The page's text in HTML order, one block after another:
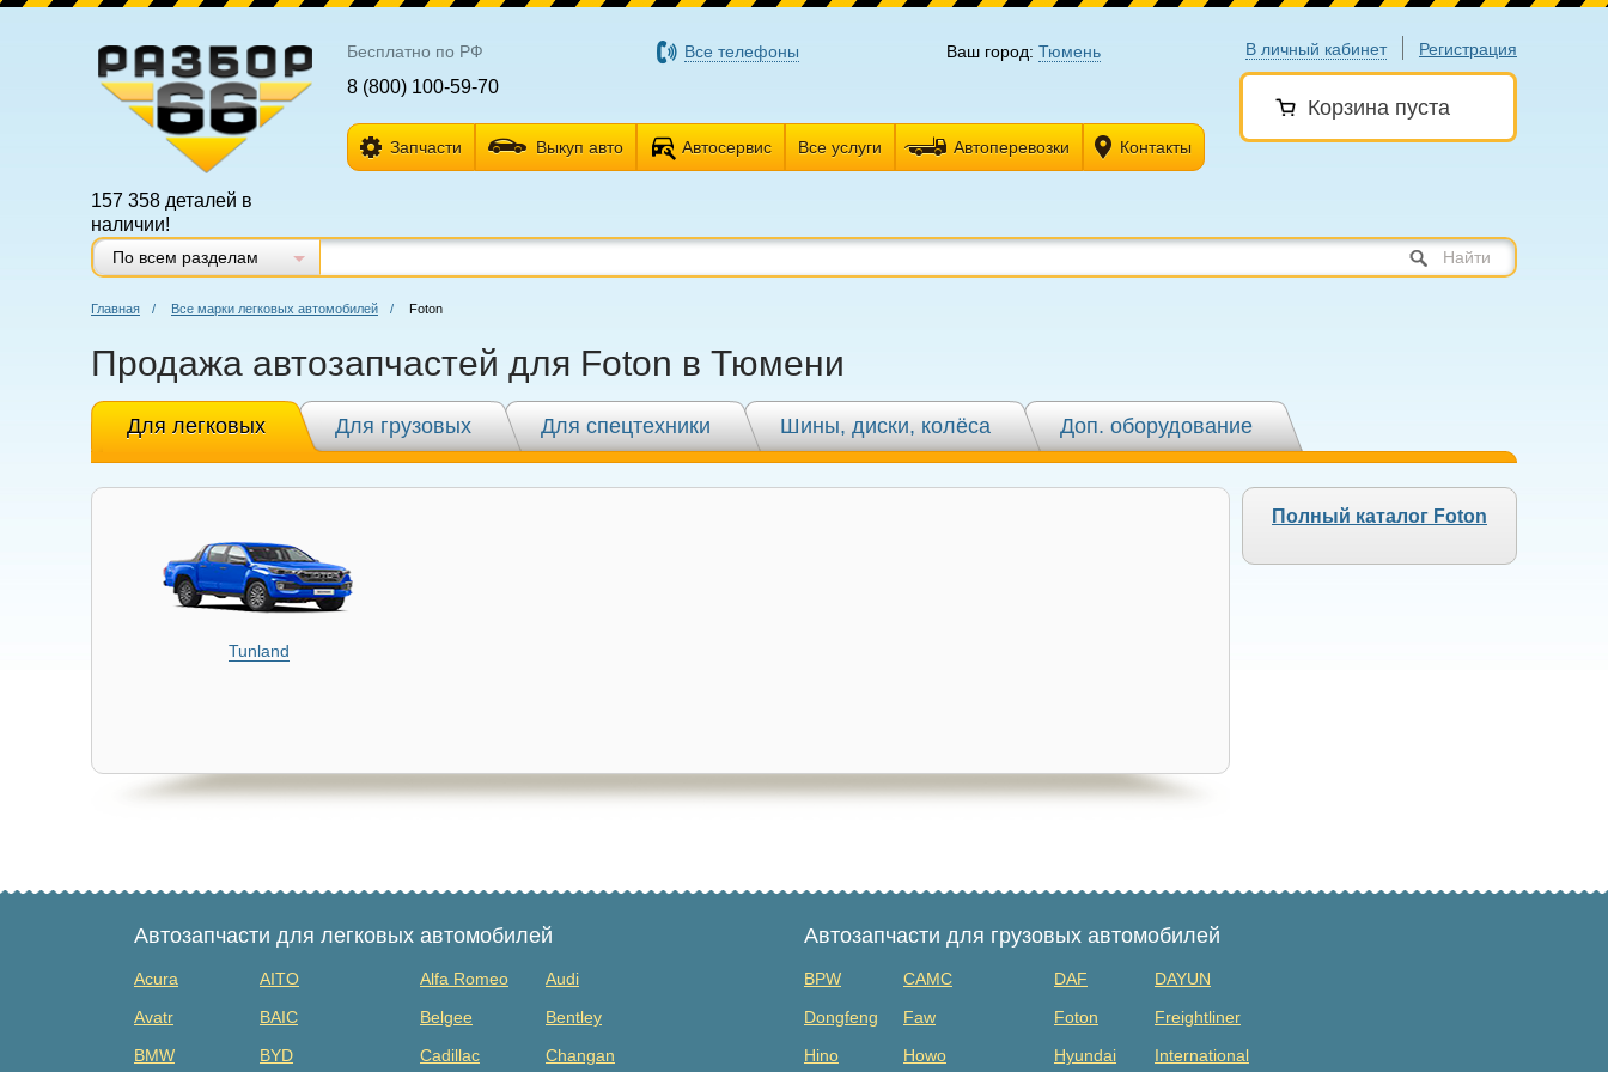
В личный кабинет Регистрация
Корзина пуста
157 358 деталей в
наличии!
Бесплатно по РФ
8 (800) 100-59-70
Все телефоны Ваш город: Тюмень
Запчасти Выкуп авто Автосервис Все услуги Автоперевозки Контакты
По всем разделам Найти
Главная / Все марки легковых автомобилей / Foton
Продажа автозапчастей для Foton в Тюмени
Для легковых Для грузовых Для спецтехники Шины, диски, колёса Доп. оборудование
Полный каталог Foton
Tunland
Автозапчасти для легковых автомобилей
Acura AITO Alfa Romeo
Audi
Avatr
BAIC Belgee
Bentley
BMW
BYD Cadillac Changan
Автозапчасти для грузовых автомобилей
BPW CAMC DAF
DAYUN
Dongfeng
Faw Foton
Freightliner
Hino
Howo Hyundai International